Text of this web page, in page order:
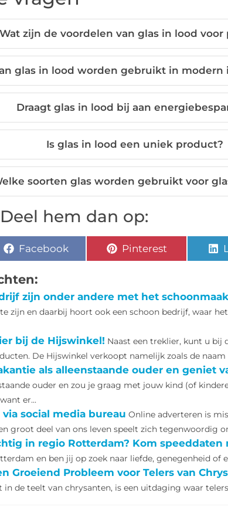
Wat zijn de voordelen van glas in lood voor
glas in lood worden gebruikt in modern
Draagt glas in lood bij aan
Is glas in lood een uniek product?
soorten glas worden gebruikt voor
hem dan op:
Facebook Pinterest
zijn onder andere met het
zijn en daarbij hoort ook een schoon bedrijf, waar
bij de Hijswinkel! Naast een treklier, kunt u bij
De Hijswinkel verkoopt namelijk zoals de naam
als alleenstaande ouder en geniet
ouder en zou je graag met jouw kind (of
er...
social media bureau Online adverteren is
groot deel van ons leven speelt zich tegenwoordig
in regio Rotterdam? Kom speeddaten
en ben jij op zoek naar liefde, genegenheid of
Groeiend Probleem voor Telers van
de teelt van chrysanten, is een uitdaging waar